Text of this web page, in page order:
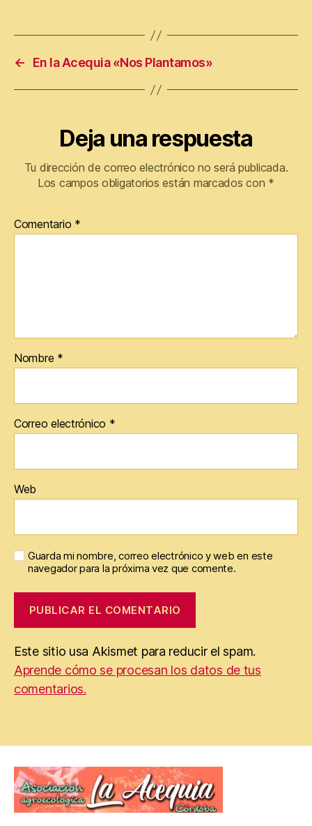
← En la Acequia «Nos Plantamos»
Deja una respuesta
Tu dirección de correo electrónico no será publicada.
Los campos obligatorios están marcados con *
Comentario *
Nombre *
Correo electrónico *
Web
Guarda mi nombre, correo electrónico y web en este
navegador para la próxima vez que comente.
Este sitio usa Akismet para reducir el spam.
Aprende cómo se procesan los datos de tus
comentarios.